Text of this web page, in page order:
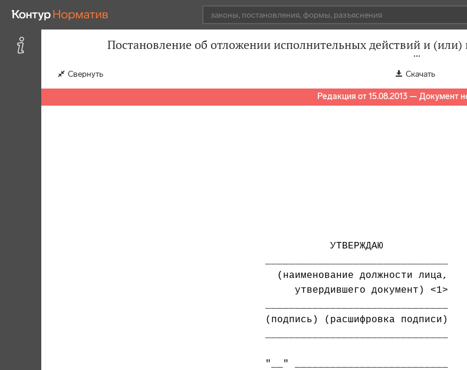
Постановление об отложении исполнительных действий и
Свернуть Скачать
Редакция от 15.08.2013 — Документ
                                              УТВЕРЖДАЮ
                                     (наименование должности лица,
                                        утвердившего документ) <1>
                                   "__" __________________________